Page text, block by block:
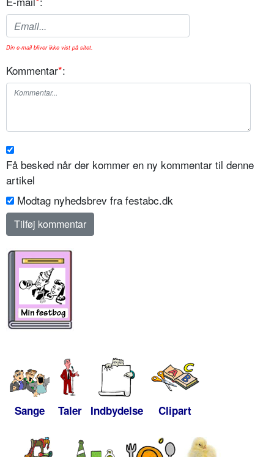
Din e-mail bliver ikke vist på sitet.
Kommentar*:
Få besked når der kommer en ny kommentar til denne
artikel
Modtag nyhedsbrev fra festabc.dk
Sange Taler Indbydelse Clipart